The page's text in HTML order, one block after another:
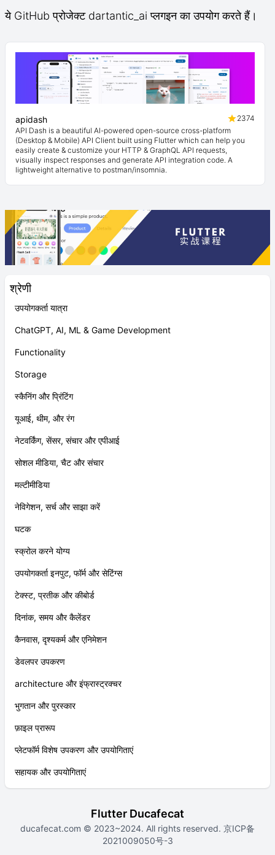
श्रेणी
उपयोगकर्ता यात्रा
ChatGPT, AI, ML & Game Development
Functionality
Storage
स्कैनिंग और प्रिंटिंग
यूआई, थीम, और रंग
नेटवर्किंग, सेंसर, संचार और एपीआई
सोशल मीडिया, चैट और संचार
मल्टीमीडिया
नेविगेशन, सर्च और साझा करें
घटक
स्क्रोल करने योग्य
उपयोगकर्ता इनपुट, फॉर्म और सेटिंग्स
टेक्स्ट, प्रतीक और कीबोर्ड
दिनांक, समय और कैलेंडर
कैनवास, दृश्यकर्म और एनिमेशन
डेवलपर उपकरण
architecture और इंफ्रास्ट्रक्चर
भुगतान और पुरस्कार
फ़ाइल प्रारूप
प्लेटफॉर्म विशेष उपकरण और उपयोगिताएं
सहायक और उपयोगिताएं
ये GitHub प्रोजेक्ट dartantic_ai प्लगइन का उपयोग करते हैं।
apidash
2374
API Dash is a beautiful AI-powered open-source cross-platform
(Desktop & Mobile) API Client built using Flutter which can help you
easily create & customize your HTTP & GraphQL API requests,
visually inspect responses and generate API integration code. A
lightweight alternative to postman/insomnia.
Flutter Ducafecat
ducafecat.com © 2023~2024. All rights reserved. 京ICP备
2021009050号-3